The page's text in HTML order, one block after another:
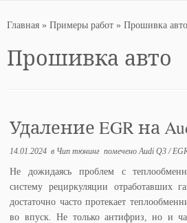
Главная » Примеры работ » Прошивка авто
Прошивка авто
Удаление EGR на
14.01.2024 в Чип тюнинг помеченоAudi Q3/
Не дожидаясь проблем с
систему рециркуляции отработавших
достаточно часто протекает
во впуск. Не только антифриз, но и